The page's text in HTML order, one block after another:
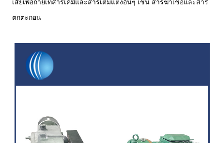
เสียเพื่อถ่ายเทสารเคมีและสารเติมแต่งอื่นๆ เช่น สารฆ่าเชื้อและสาร
ตกตะกอน